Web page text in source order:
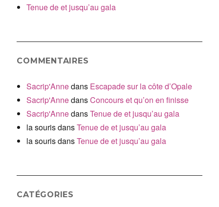
Tenue de et jusqu’au gala
COMMENTAIRES
Sacrip'Annedans Escapade sur la côte d’Opale
Sacrip'AnnedansConcours et qu’on en finisse
Sacrip'AnnedansTenue de et jusqu’au gala
la sourisdansTenue de et jusqu’au gala
la sourisdansTenue de et jusqu’au gala
CATÉGORIES